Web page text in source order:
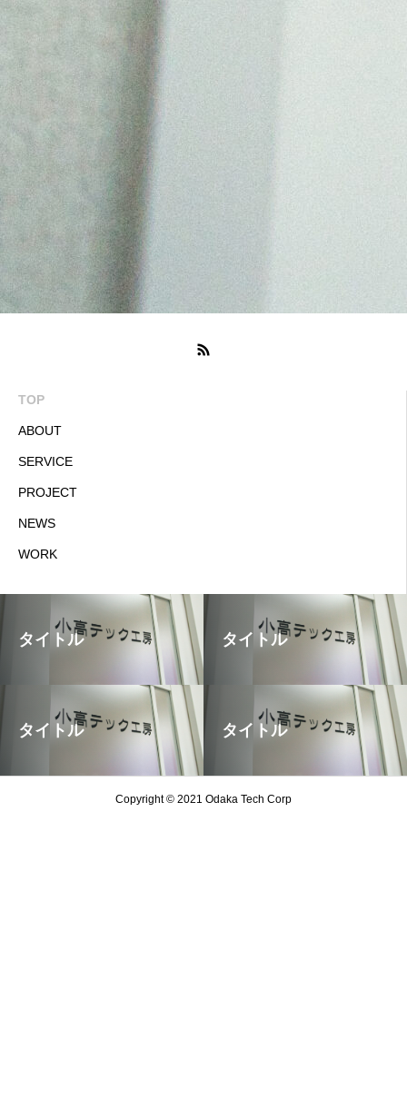
TOP
ABOUT
SERVICE
PROJECT
NEWS
WORK
タイトル タイトル
タイトル タイトル
Copyright © 2021 Odaka Tech Corp